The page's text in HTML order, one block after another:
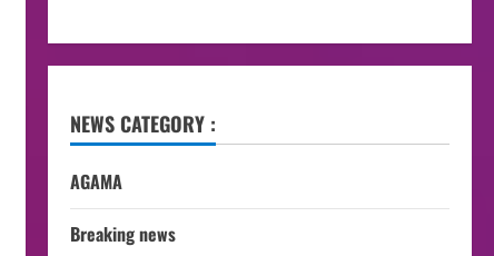
NEWS CATEGORY :
AGAMA
Breaking news